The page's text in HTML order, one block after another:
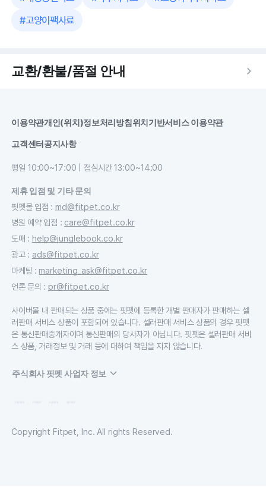
#고양이팩사료
교환/환불/품절 안내
이용약관개인(위치)정보처리방침위치기반서비스 이용약관
고객센터공지사항
평일 10:00~17:00 | 점심시간 13:00~14:00
제휴 입점 및 기타 문의
핏펫몰 입점 : md@fitpet.co.kr
병원 예약 입점 : care@fitpet.co.kr
도매 : help@junglebook.co.kr
광고: ads@fitpet.co.kr
마케팅 : marketing_ask@fitpet.co.kr
언론 문의 : pr@fitpet.co.kr
사이버몰 내 판매되는 상품 중에는 핏펫에 등록한 개별 판매자가 판매하는 셀
러판매 서비스 상품이 포함되어 있습니다. 셀러판매 서비스 상품의 경우 핏펫
은 통신판매중개자이며 통신판매의 당사자가 아닙니다. 핏펫은 셀러판매 서비
스 상품, 거래정보 및 거래 등에 대하여 책임을 지지 않습니다.
주식회사 핏펫 사업자 정보
Copyright Fitpet, Inc. All rights Reserved.